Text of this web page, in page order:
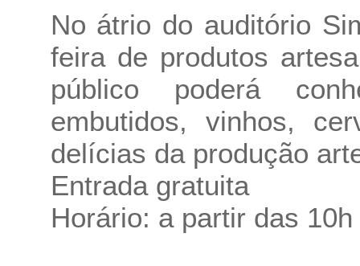
No átrio do auditório
feira de produtos
público poderá
embutidos, vinhos,
delícias da produção
Entrada gratuita
Horário: a partir das 10h